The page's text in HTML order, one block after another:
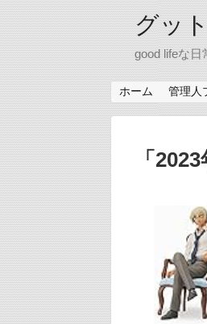
グッ
good lifeな
ホーム 管理人
「 2023